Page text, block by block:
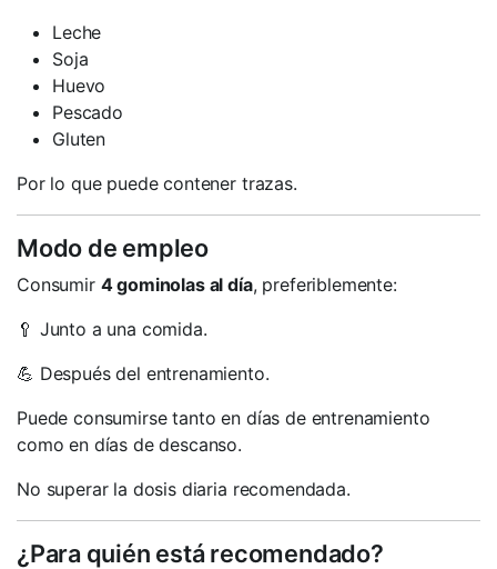
Leche
Soja
Huevo
Pescado
Gluten
Por lo que puede contener trazas.
Modo de empleo
Consumir 4 gominolas al día, preferiblemente:
🥄 Junto a una comida.
💪 Después del entrenamiento.
Puede consumirse tanto en días de entrenamiento
como en días de descanso.
No superar la dosis diaria recomendada.
¿Para quién está recomendado?